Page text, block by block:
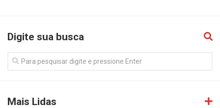
Digite sua busca
Mais Lidas